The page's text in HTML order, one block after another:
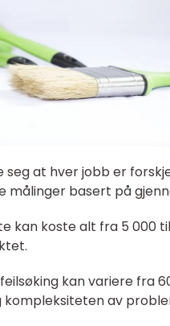
at hver jobb er
målinger basert på
kan koste alt fra 5 000
kan variere fra
kompleksiteten av